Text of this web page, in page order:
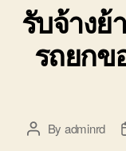
รับจ้าง
รถยกข
PostBy adminrd